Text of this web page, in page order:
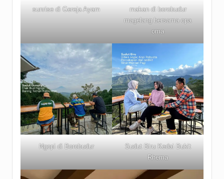
sunrise di Gereja Ayam
makan di borobudur
magelang bersama opa
oma
Ngopi di Borobudur
Sudut Biru Kedai Bukit
Rhema